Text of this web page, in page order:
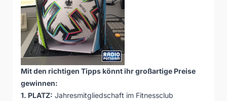
Mit den richtigen Tipps könnt ihr großartige Preise
gewinnen:
1. PLATZ: Jahresmitgliedschaft im Fitnessclub